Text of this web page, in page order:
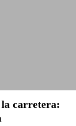
la carretera: